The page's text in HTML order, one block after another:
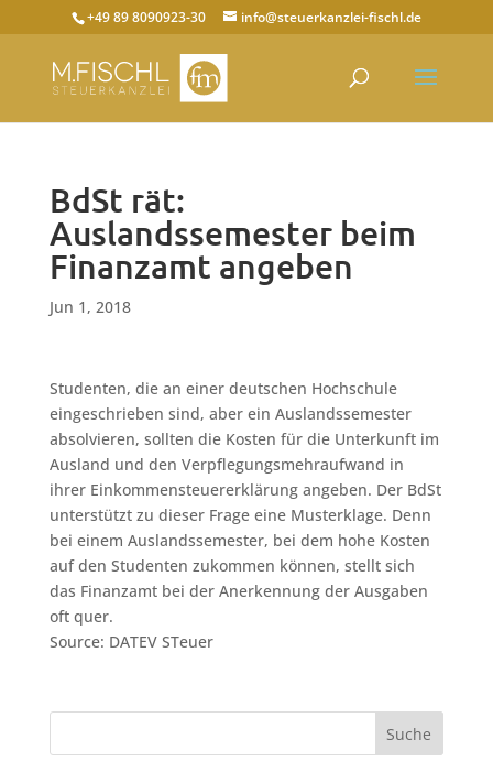
+49 89 8090923-30 info@steuerkanzlei-fischl.de
BdSt rät:
Auslandssemester beim
Finanzamt angeben
Jun 1, 2018
Studenten, die an einer deutschen Hochschule
eingeschrieben sind, aber ein Auslandssemester
absolvieren, sollten die Kosten für die Unterkunft im
Ausland und den Verpflegungsmehraufwand in
ihrer Einkommensteuererklärung angeben. Der BdSt
unterstützt zu dieser Frage eine Musterklage. Denn
bei einem Auslandssemester, bei dem hohe Kosten
auf den Studenten zukommen können, stellt sich
das Finanzamt bei der Anerkennung der Ausgaben
oft quer.
Source: DATEV STeuer